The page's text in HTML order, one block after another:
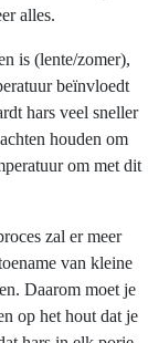
alles.
is (lente/zomer),
beïnvloedt
hars veel sneller
houden om
om met dit
zal er meer
van kleine
Daarom moet je
op het hout dat je